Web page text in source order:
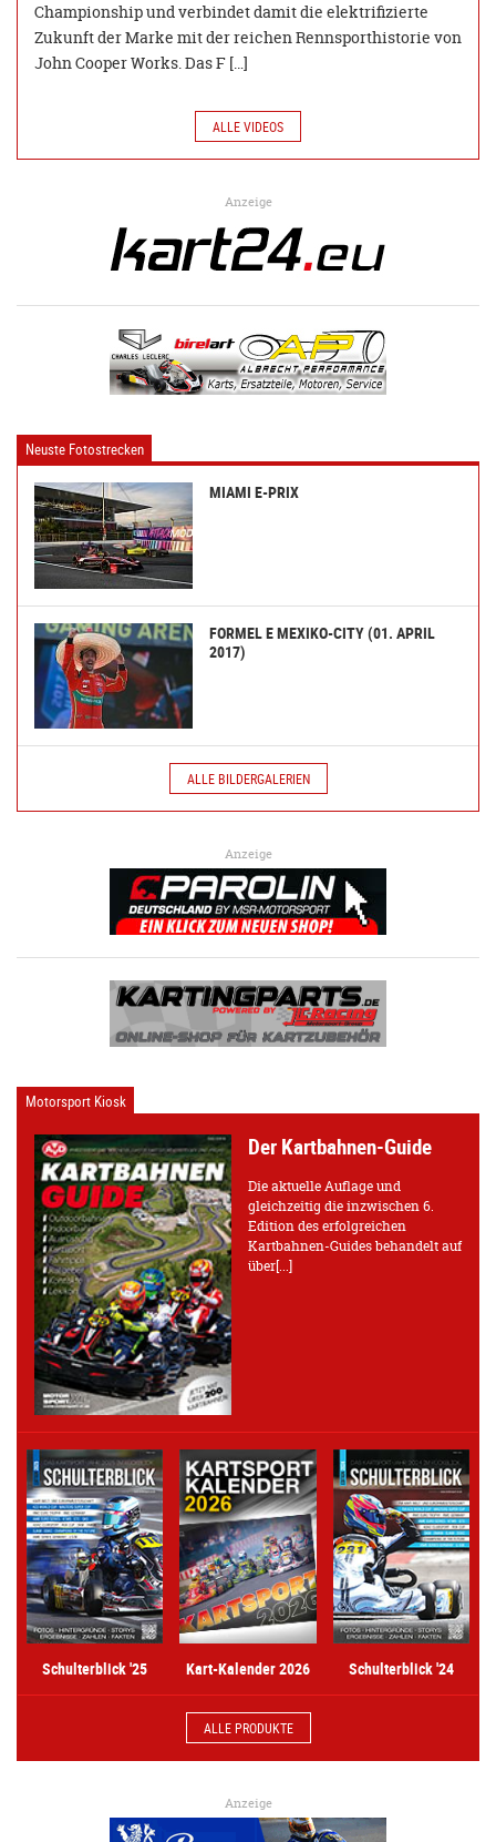
Championship und verbindet damit die elektrifizierte
Zukunft der Marke mit der reichen Rennsporthistorie von
John Cooper Works. Das F […]
ALLE VIDEOS
Anzeige
Neuste Fotostrecken
MIAMI E-PRIX
FORMEL E MEXIKO-CITY (01. APRIL
2017)
ALLE BILDERGALERIEN
Anzeige
Motorsport Kiosk
Der Kartbahnen-Guide
Die aktuelle Auflage und
gleichzeitig die inzwischen 6.
Edition des erfolgreichen
Kartbahnen-Guides behandelt auf
über[...]
Schulterblick '25 Kart-Kalender 2026 Schulterblick '24
ALLE PRODUKTE
Anzeige